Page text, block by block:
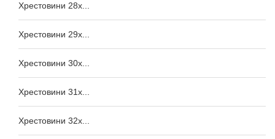
Хрестовини 28x...
Хрестовини 29x...
Хрестовини 30x...
Хрестовини 31x...
Хрестовини 32x...